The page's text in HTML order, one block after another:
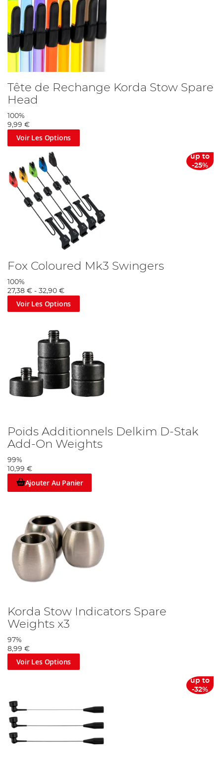
Tête de Rechange Korda Stow Spare
Head
100%
9,99 €
Voir Les Options
up to
-25%
Fox Coloured Mk3 Swingers
100%
27,38 € - 32,90 €
Voir Les Options
Poids Additionnels Delkim D-Stak
Add-On Weights
99%
10,99 €
Ajouter Au Panier
Korda Stow Indicators Spare
Weights x3
97%
8,99 €
Voir Les Options
up to
-32%